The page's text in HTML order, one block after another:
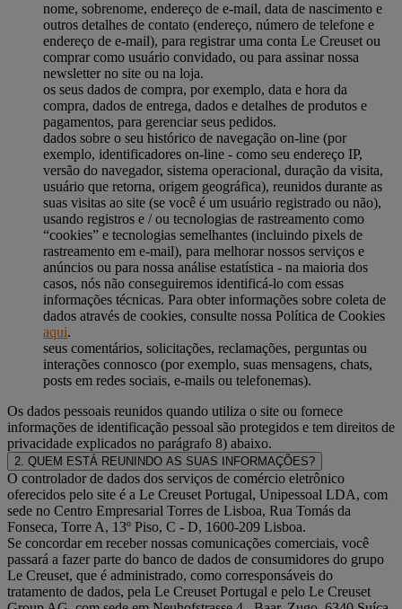
nome, sobrenome, endereço de e-mail, data de nascimento e
outros detalhes de contato (endereço, número de telefone e
endereço de e-mail), para registrar uma conta Le Creuset ou
comprar como usuário convidado, ou para assinar nossa
newsletter no site ou na loja.
os seus dados de compra, por exemplo, data e hora da
compra, dados de entrega, dados e detalhes de produtos e
pagamentos, para gerenciar seus pedidos.
dados sobre o seu histórico de navegação on-line (por
exemplo, identificadores on-line - como seu endereço IP,
versão do navegador, sistema operacional, duração da visita,
usuário que retorna, origem geográfica), reunidos durante as
suas visitas ao site (se você é um usuário registrado ou não),
usando registros e / ou tecnologias de rastreamento como
“cookies” e tecnologias semelhantes (incluindo pixels de
rastreamento em e-mail), para melhorar nossos serviços e
anúncios ou para nossa análise estatística - na maioria dos
casos, nós não conseguiremos identificá-lo com essas
informações técnicas. Para obter informações sobre coleta de
dados através de cookies, consulte nossa Política de Cookies
aqui.
seus comentários, solicitações, reclamações, perguntas ou
interações connosco (por exemplo, suas mensagens, chats,
posts em redes sociais, e-mails ou telefonemas).
Os dados pessoais reunidos quando utiliza o site ou fornece
informações de identificação pessoal são protegidos e tem direitos de
privacidade explicados no parágrafo 8) abaixo.
2. QUEM ESTÁ REUNINDO AS SUAS INFORMAÇÕES?
O controlador de dados dos serviços de comércio eletrônico
oferecidos pelo site é a Le Creuset Portugal, Unipessoal LDA, com
sede no Centro Empresarial Torres de Lisboa, Rua Tomás da
Fonseca, Torre A, 13º Piso, C - D, 1600-209 Lisboa.
Se concordar em receber nossas comunicações comerciais, você
passará a fazer parte do banco de dados de consumidores do grupo
Le Creuset, que é administrado, como corresponsáveis do
tratamento de dados, pela Le Creuset Portugal e pelo Le Creuset